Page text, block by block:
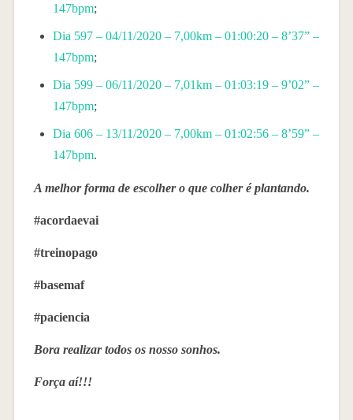
147bpm;
Dia 597 – 04/11/2020 – 7,00km – 01:00:20 – 8’37” –
147bpm;
Dia 599 – 06/11/2020 – 7,01km – 01:03:19 – 9’02” –
147bpm;
Dia 606 – 13/11/2020 – 7,00km – 01:02:56 – 8’59” –
147bpm.
A melhor forma de escolher o que colher é plantando.
#acordaevai
#treinopago
#basemaf
#paciencia
Bora realizar todos os nosso sonhos.
Força aí!!!